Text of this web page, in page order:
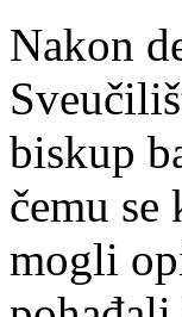
Nakon
biskup
čemu
mogli